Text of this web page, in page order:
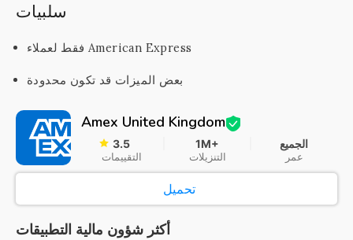
سلبيات
فقط لعملاء American Express
بعض الميزات قد تكون محدودة
Amex United Kingdom
3.5
التقييمات
1M+
التنزيلات
الجميع
عمر
تحميل
أكثر شؤون مالية التطبيقات